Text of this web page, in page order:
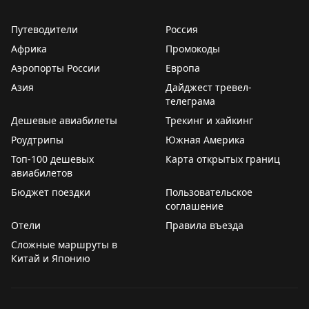
НОничего не испортило впечатления, а даже
наоборот добавило романтики.
Когда я шла вся мокрая под ливнем по булыжникам
пустынных узких улочек ночного города, одна,
наедине с собой и этим городом - я ощутила какую-то
мистическую связь с прошлым. Ничего не указывало
на современное. Мокрые дома, свет тусклых фонарей,
дождь и Я один на один с этими улицами...
Путеводители
Россия
Африка
Промокоды
Аэропорты России
Европа
Азия
Дайджест тревел-
телеграма
Дешевые авиабилеты
Трекинг и хайкинг
Роудтрипы
Южная Америка
Топ-100 дешевых
авиабилетов
Карта открытых границ
Бюджет поездки
Пользовательское
соглашение
Отели
Правила въезда
Сложные маршруты в
Китай и Японию